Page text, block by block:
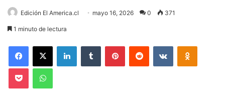
Edición El America.cl mayo 16, 2026 0 371
1 minuto de lectura
Facebook
X LinkedInTumblr PinterestReddit VKontakte
Pocket WhatsApp